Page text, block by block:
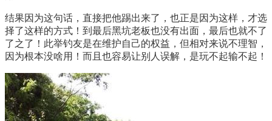
结果因为这句话，直接把他踢出来了，也正是因为这样，才选
择了这样的方式！到最后黑坑老板也没有出面，最后也就不了
了之了！此举钓友是在维护自己的权益，但相对来说不理智，
因为根本没啥用！而且也容易让别人误解，是玩不起输不起！